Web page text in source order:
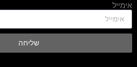
אימייל
שליחה